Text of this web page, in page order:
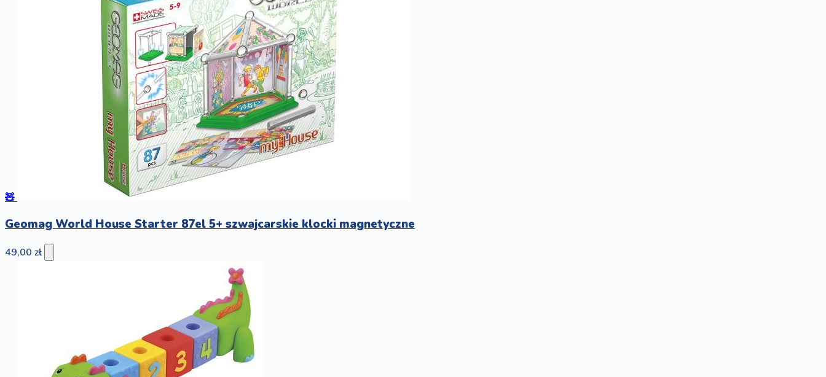
🧸
Geomag World House Starter 87el 5+ szwajcarskie klocki magnetyczne
49,00 zł